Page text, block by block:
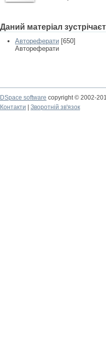
Даний матеріал
Автореферати [650]
Автореферати
DSpace software copyright © 2002-
Контакти
Зворотній зв'язок